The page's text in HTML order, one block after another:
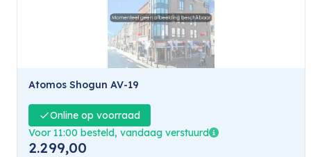
Atomos Shogun AV-19
Online op voorraad
Voor 11:00 besteld, vandaag verstuurd
2.299,00